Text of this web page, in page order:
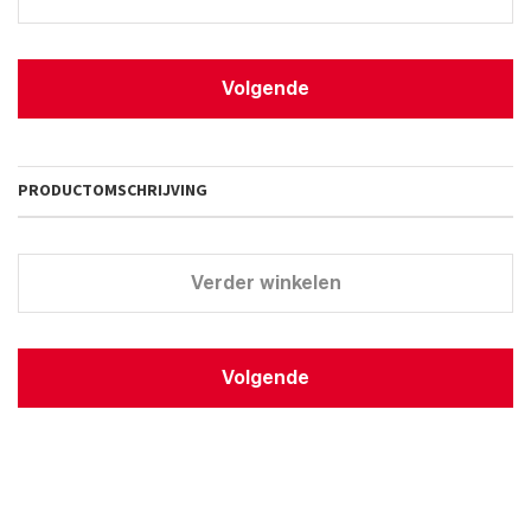
Volgende
PRODUCTOMSCHRIJVING
Verder winkelen
Volgende